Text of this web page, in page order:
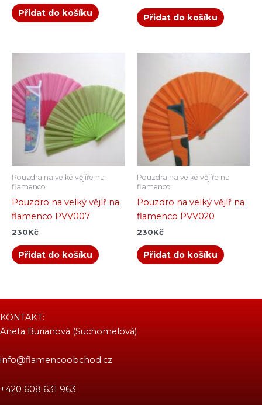
Přidat do košíku Přidat do košíku
Pouzdra na velké vějíře na
flamenco
Pouzdro na velký vějíř na
flamenco PVV007
230Kč
Přidat do košíku
Pouzdra na velké vějíře na
flamenco
Pouzdro na velký vějíř na
flamenco PVV020
230Kč
Přidat do košíku
KONTAKT:
Aneta Burianová (Suchomelová)
info@flamencoobchod.cz
+420 608 631 963